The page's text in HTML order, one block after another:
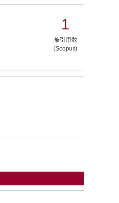
1
被引用数
(Scopus)